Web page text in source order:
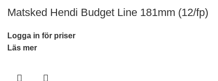
Matsked Hendi Budget Line 181mm (12/fp)
Logga in för priser
Läs mer